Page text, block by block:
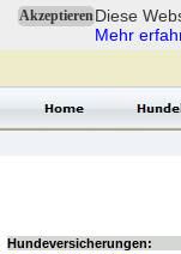
AkzeptierenDiese
Mehr
Hundeversicherungen: